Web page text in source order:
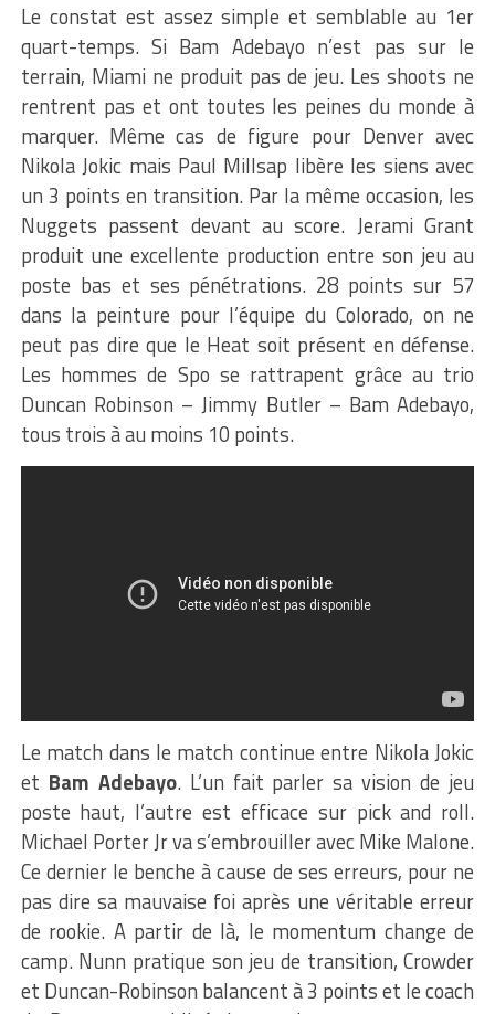
Le constat est assez simple et semblable au 1er
quart-temps. Si Bam Adebayo n’est pas sur le
terrain, Miami ne produit pas de jeu. Les shoots ne
rentrent pas et ont toutes les peines du monde à
marquer. Même cas de figure pour Denver avec
Nikola Jokic mais Paul Millsap libère les siens avec
un 3 points en transition. Par la même occasion, les
Nuggets passent devant au score. Jerami Grant
produit une excellente production entre son jeu au
poste bas et ses pénétrations. 28 points sur 57
dans la peinture pour l’équipe du Colorado, on ne
peut pas dire que le Heat soit présent en défense.
Les hommes de Spo se rattrapent grâce au trio
Duncan Robinson – Jimmy Butler – Bam Adebayo,
tous trois à au moins 10 points.
Le match dans le match continue entre Nikola Jokic
et Bam Adebayo. L’un fait parler sa vision de jeu
poste haut, l’autre est efficace sur pick and roll.
Michael Porter Jr va s’embrouiller avec Mike Malone.
Ce dernier le benche à cause de ses erreurs, pour ne
pas dire sa mauvaise foi après une véritable erreur
de rookie. A partir de là, le momentum change de
camp. Nunn pratique son jeu de transition, Crowder
et Duncan-Robinson balancent à 3 points et le coach